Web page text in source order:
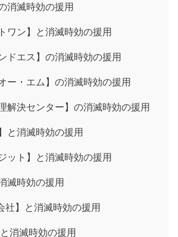
消滅時効の援用
ワン】と消滅時効の援用
ドエス】の消滅時効の援用
ー・エム】の消滅時効の援用
解決センター】の消滅時効の援用
と消滅時効の援用
ット】と消滅時効の援用
滅時効の援用
社】と消滅時効の援用
と消滅時効の援用